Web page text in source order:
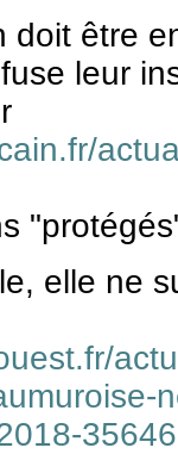
doit être
leur
elle ne